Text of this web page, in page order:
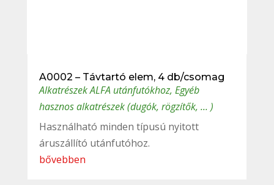
A0002 – Távtartó elem, 4 db/csomag
Alkatrészek ALFA utánfutókhoz, Egyéb
hasznos alkatrészek (dugók, rögzítők, ... )
Használható minden típusú nyitott
áruszállító utánfutóhoz.
bővebben